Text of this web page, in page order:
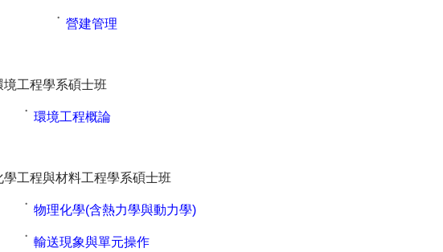
˙ 營建管理
境工程學系碩士班
˙ 環境工程概論
學工程與材料工程學系碩士班
˙ 物理化學(含熱力學與動力學)
˙ 輸送現象與單元操作